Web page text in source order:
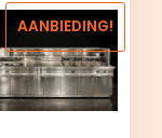
AANBIEDING!